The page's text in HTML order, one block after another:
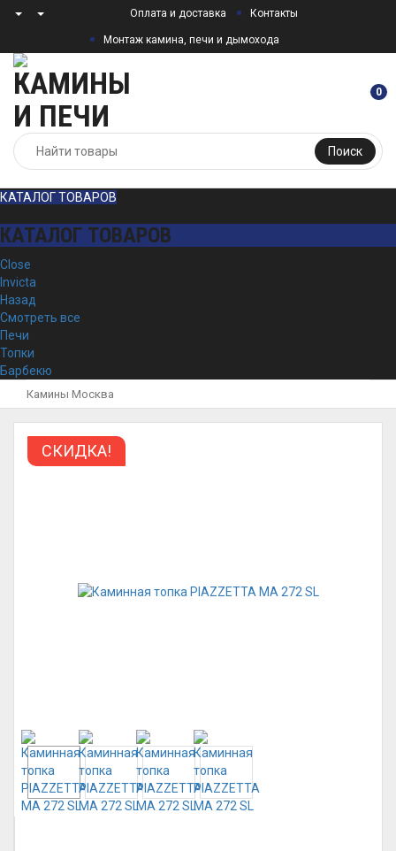
Оплата и доставка Контакты
Монтаж камина, печи и дымохода
Поиск
0
КАТАЛОГ ТОВАРОВ
КАТАЛОГ ТОВАРОВ
Close
Invicta
Назад
Смотреть все
Печи
Топки
Барбекю
Камины Москва
СКИДКА!